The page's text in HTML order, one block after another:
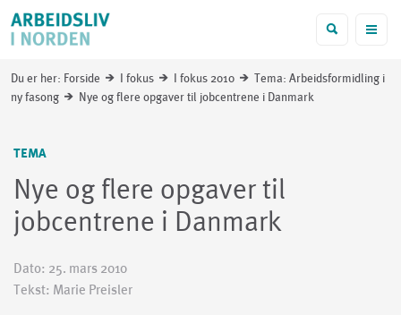
f
Du er her: Forside i I fokus i I fokus 2010 i
Tema: Arbeidsformidling i
ny fasong i Nye og flere opgaver til jobcentrene i Danmark
TEMA
Nye og flere opgaver til
jobcentrene i Danmark
Dato: 25. mars 2010
Tekst: Marie Preisler